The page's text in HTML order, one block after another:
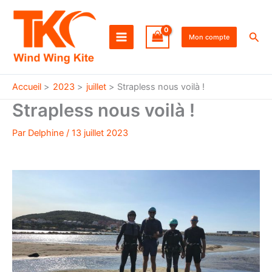
Mon compte
Accueil 2023 juillet Strapless nous voilà !
Strapless nous voilà !
Par Delphine / 13 juillet 2023